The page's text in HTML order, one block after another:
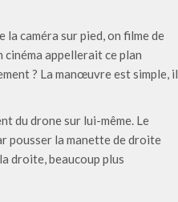
la caméra sur pied, on filme de
cinéma appellerait ce plan
? La manœuvre est simple, il
du drone sur lui-même. Le
pousser la manette de droite
droite, beaucoup plus